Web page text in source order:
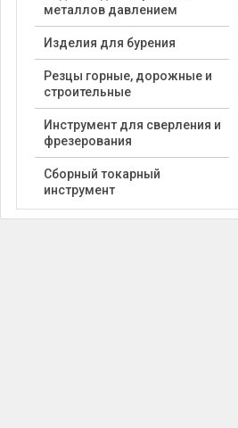
металлов давлением
Изделия для бурения
Резцы горные, дорожные и
строительные
Инструмент для сверления и
фрезерования
Сборный токарный
инструмент